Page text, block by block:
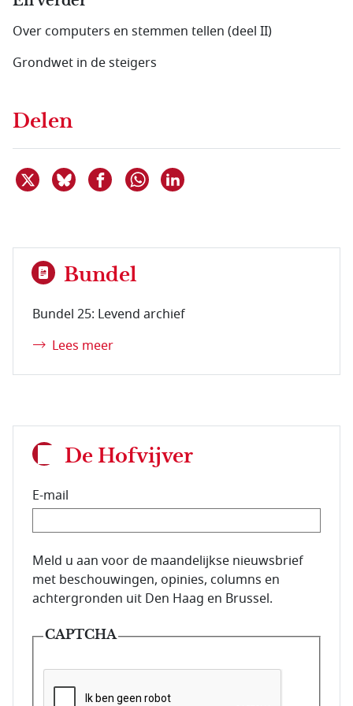
Over computers en stemmen tellen (deel II)
Grondwet in de steigers
Delen
Deel dit item op X
Deel dit item op Bluesky
Deel dit item op Facebook
Delen via WhatsApp
Bundel
Bundel 25: Levend archief
Lees meer
De Hofvijver
E-mail
E-mailadres van de abonnee.
Meld u aan voor de maandelijkse nieuwsbrief
met beschouwingen, opinies, columns en
achtergronden uit Den Haag en Brussel.
CAPTCHA